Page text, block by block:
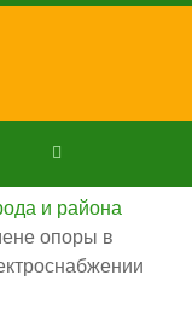
и района
опоры в